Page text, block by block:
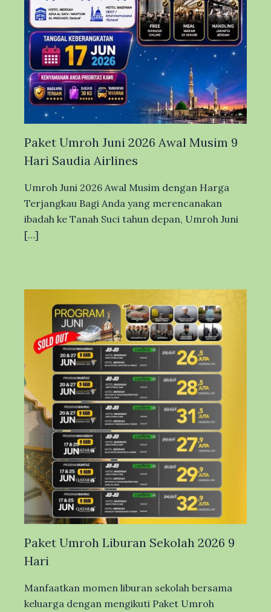
Paket Umroh Juni 2026 Awal Musim 9
Hari Saudia Airlines
Umroh Juni 2026 Awal Musim dengan Harga
Terjangkau Bagi Anda yang merencanakan
ibadah ke Tanah Suci tahun depan, Umroh Juni
[…]
Paket Umroh Liburan Sekolah 2026 9
Hari
Manfaatkan momen liburan sekolah bersama
keluarga dengan mengikuti Paket Umroh